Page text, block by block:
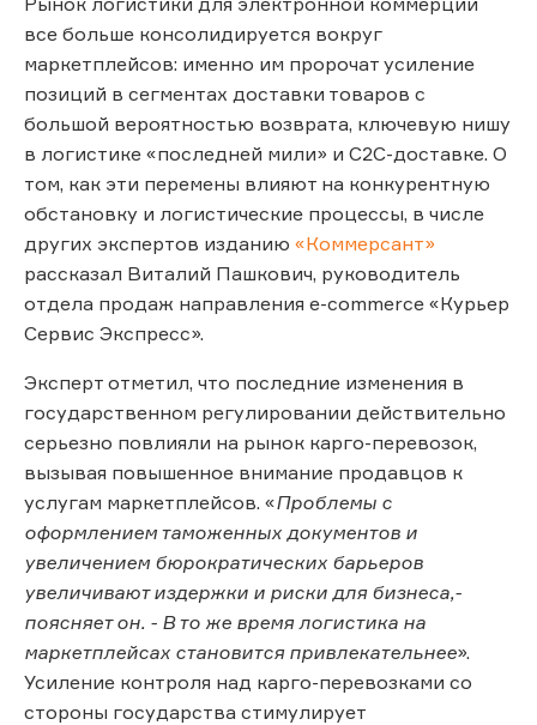
все больше консолидируется вокруг
маркетплейсов: именно им пророчат усиление
позиций в сегментах доставки товаров с
большой вероятностью возврата, ключевую нишу
в логистике «последней мили» и C2C-доставке. О
том, как эти перемены влияют на конкурентную
обстановку и логистические процессы, в числе
других экспертов изданию «Коммерсант»
рассказал Виталий Пашкович, руководитель
отдела продаж направления e-commerce «Курьер
Сервис Экспресс».
Эксперт отметил, что последние изменения в
государственном регулировании действительно
серьезно повлияли на рынок карго-перевозок,
вызывая повышенное внимание продавцов к
услугам маркетплейсов. «Проблемы с
оформлением таможенных документов и
увеличением бюрократических барьеров
увеличивают издержки и риски для бизнеса,-
поясняет он. - В то же время логистика на
маркетплейсах становится привлекательнее».
Усиление контроля над карго-перевозками со
стороны государства стимулирует